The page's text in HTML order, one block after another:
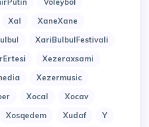
Voleybol
Xal
XaneXane
XariBulbulFestivali
Xezeraxsami
Xezermusic
Xocal
Xocav
Xosqedem Xudaf
Y